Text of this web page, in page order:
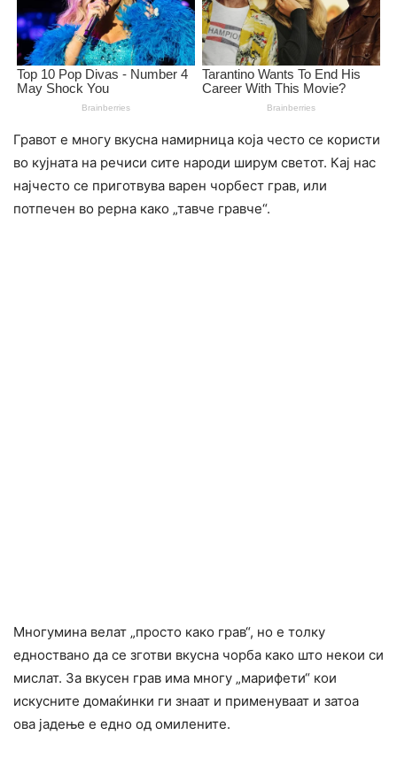
Гравот е многу вкусна намирница која често се користи
во кујната на речиси сите народи ширум светот. Кај нас
најчесто се приготвува варен чорбест грав, или
потпечен во рерна како „тавче гравче“.
Многумина велат „просто како грав“, но е толку
едноствано да се зготви вкусна чорба како што некои си
мислат. За вкусен грав има многу „марифети“ кои
искусните домаќинки ги знаат и применуваат и затоа
ова јадење е едно од омилените.